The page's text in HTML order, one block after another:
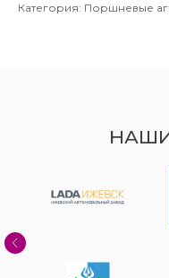
Категория: Поршневые